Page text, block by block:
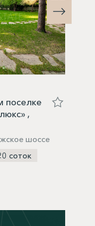
поселке
,
шоссе
соток